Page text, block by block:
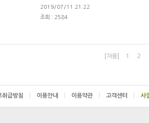
2019/07/11 21:22
조회 : 2584
[처음] 1 2
취급방침 이용안내 이용약관 고객센터